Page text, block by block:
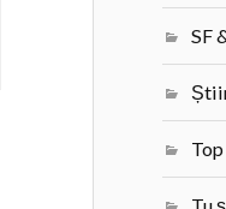
SF
Top